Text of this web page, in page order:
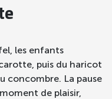
les enfants
puis du haricot
concombre. La pause
de plaisir,